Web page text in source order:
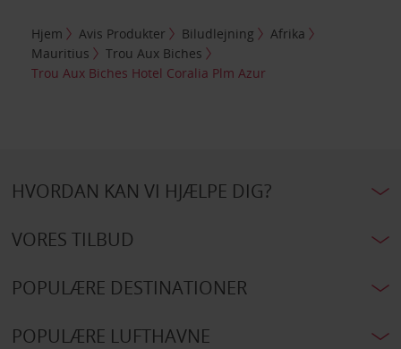
Hjem Avis Produkter Biludlejning
Afrika
Mauritius
Trou Aux Biches
Trou Aux Biches Hotel Coralia Plm Azur
HVORDAN KAN VI HJÆLPE DIG?
VORES TILBUD
POPULÆRE DESTINATIONER
POPULÆRE LUFTHAVNE